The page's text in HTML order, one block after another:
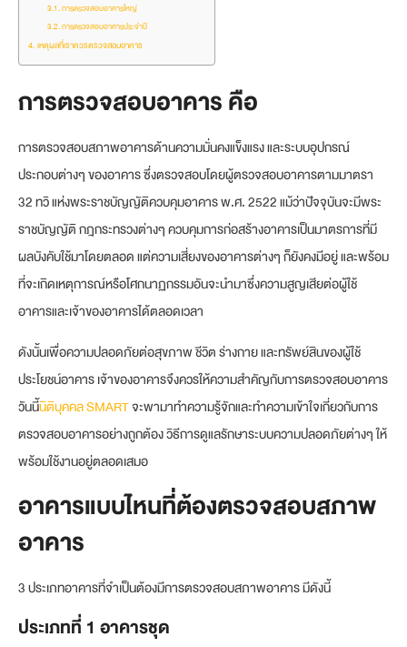
การตรวจสอบอาคารใหญ่
การตรวจสอบอาคารประจำปี
เหตุผลที่เราควรตรวจสอบอาคาร
การตรวจสอบอาคาร คือ
การตรวจสอบสภาพอาคารด้านความมั่นคงแข็งแรง และระบบอุปกรณ์
ประกอบต่างๆ ของอาคาร ซึ่งตรวจสอบโดยผู้ตรวจสอบอาคารตามมาตรา
32 ทวิ แห่งพระราชบัญญัติควบคุมอาคาร พ.ศ. 2522 แม้ว่าปัจจุบันจะมีพระ
ราชบัญญัติ กฎกระทรวงต่างๆ ควบคุมการก่อสร้างอาคารเป็นมาตรการที่มี
ผลบังคับใช้มาโดยตลอด แต่ความเสี่ยงของอาคารต่างๆ ก็ยังคงมีอยู่ และพร้อม
ที่จะเกิดเหตุการณ์หรือโศกนาฏกรรมอันจะนํามาซึ่งความสูญเสียต่อผู้ใช้
อาคารและเจ้าของอาคารได้ตลอดเวลา
ดังนั้นเพื่อความปลอดภัยต่อสุขภาพ ชีวิต ร่างกาย และทรัพย์สินของผู้ใช้
ประโยชน์อาคาร เจ้าของอาคารจึงควรให้ความสำคัญกับการตรวจสอบอาคาร
วันนี้นิติบุคคล SMARTจะพามาทำความรู้จักและทำความเข้าใจเกี่ยวกับการ
ตรวจสอบอาคารอย่างถูกต้อง วิธีการดูแลรักษาระบบความปลอดภัยต่างๆ ให้
พร้อมใช้งานอยู่ตลอดเสมอ
อาคารแบบไหนที่ต้องตรวจสอบสภาพ
อาคาร
3 ประเภทอาคารที่จำเป็นต้องมีการตรวจสอบสภาพอาคาร มีดังนี้
ประเภทที่ 1 อาคารชุด